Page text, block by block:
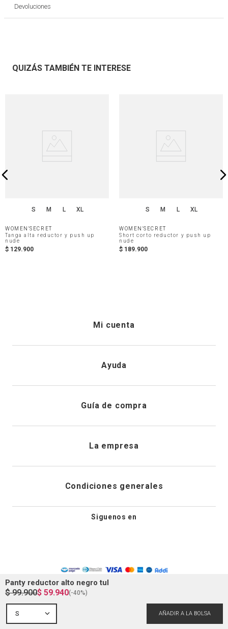
Panty reductor alto negro tul
$ 99.900$ 59.940(-40%)
S
Devoluciones
QUIZÁS TAMBIÉN TE INTERESE
S M L XL
WOMEN'SECRET
Tanga alta reductor y push up
nude
$ 129.900
S M L XL
WOMEN'SECRET
Short corto reductor y push up
nude
$ 189.900
Mi cuenta
Registrarme
Historial de pedidos
Ayuda
Envíanos un email
Cambios, devoluciones y desistimiento
Guía de compra
Cuidado de prendas
La empresa
Tiendas
Condiciones generales
Aviso legal
Política de privacidad
Siguenos en